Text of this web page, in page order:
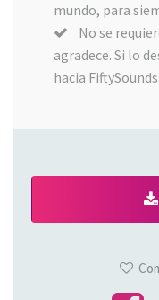
mundo, para
No se
agradece. Si lo
hacia FiftySounds.